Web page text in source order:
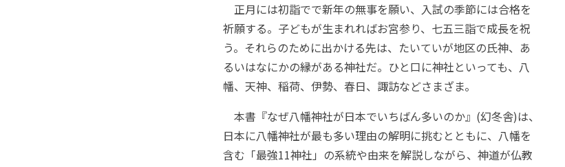
正月には初詣でで新年の無事を願い、入試の季節には合格を
祈願する。子どもが生まれればお宮参り、七五三詣で成長を祝
う。それらのために出かける先は、たいていが地区の氏神、あ
るいはなにかの縁がある神社だ。ひと口に神社といっても、八
幡、天神、稲荷、伊勢、春日、諏訪などさまざま。
本書『なぜ八幡神社が日本でいちばん多いのか』(幻冬舎)は、
日本に八幡神社が最も多い理由の解明に挑むとともに、八幡を
含む「最強11神社」の系統や由来を解説しながら、神道が仏教